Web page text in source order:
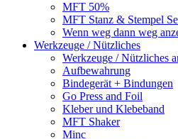
MFT 50%
MFT Stanz & Stempel
Wenn weg dann weg
Werkzeuge / Nützliches
Werkzeuge / Nützliches
Aufbewahrung
Bindegerät + Bindungen
Go Press and Foil
Kleber und Klebeband
MFT Shaker
Minc